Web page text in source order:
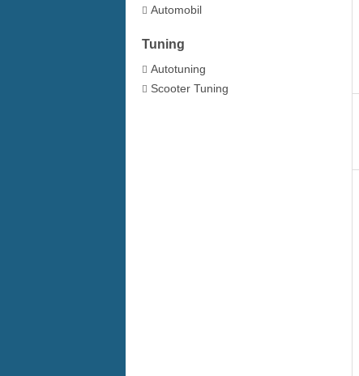
Automobil
Tuning
Autotuning
Scooter Tuning